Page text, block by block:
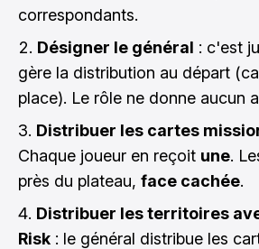
correspondants.
Désigner le général : c'est
gère la distribution au départ
place). Le rôle ne donne aucun
Distribuer les cartes
Chaque joueur en reçoit une.
près du plateau, face cachée.
Distribuer les territoires
Risk : le général distribue les